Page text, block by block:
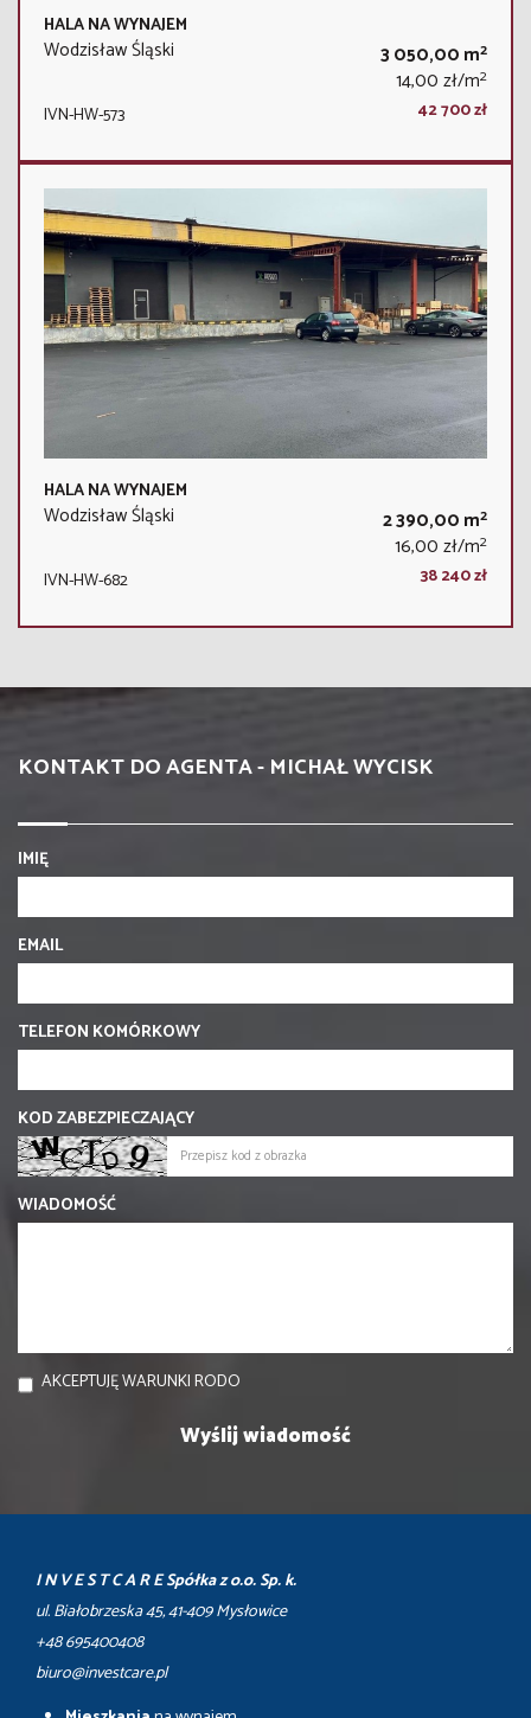
HALA NA WYNAJEM
Wodzisław Śląski 3 050,00 m2
14,00 zł/m2
IVN-HW-573 42 700 zł
HALA NA WYNAJEM
Wodzisław Śląski 2 390,00 m2
16,00 zł/m2
IVN-HW-682 38 240 zł
KONTAKT DO AGENTA - MICHAŁ WYCISK
IMIĘ
EMAIL
TELEFON KOMÓRKOWY
KOD ZABEZPIECZAJĄCY
WIADOMOŚĆ
AKCEPTUJĘ WARUNKI RODO
I N V E S T C A R E Spółka z o.o. Sp. k.
ul. Białobrzeska 45, 41-409 Mysłowice
+48 695400408
biuro@investcare.pl